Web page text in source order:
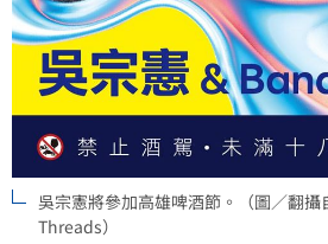
吳宗憲將參加高雄啤酒節。（圖／翻
Threads）